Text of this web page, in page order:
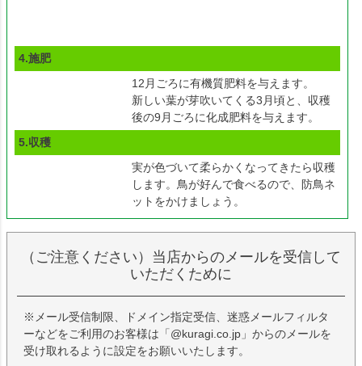
4.施肥
12月ごろに有機質肥料を与えます。
新しい葉が芽吹いてくる3月頃と、収穫
後の9月ごろに化成肥料を与えます。
5.収穫
実が色づいて柔らかくなってきたら収穫
します。鳥が好んで食べるので、防鳥ネ
ットをかけましょう。
（ご注意ください）当店からのメールを受信して
いただくために
※メール受信制限、ドメイン指定受信、迷惑メールフィルタ
ーなどをご利用のお客様は「@kuragi.co.jp」からのメールを
受け取れるように設定をお願いいたします。